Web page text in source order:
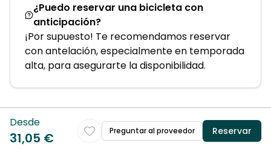
¿Puedo reservar una bicicleta con
anticipación?
¡Por supuesto! Te recomendamos reservar
con antelación, especialmente en temporada
alta, para asegurarte la disponibilidad.
Desde
31,05 € Preguntar al proveedor Reservar